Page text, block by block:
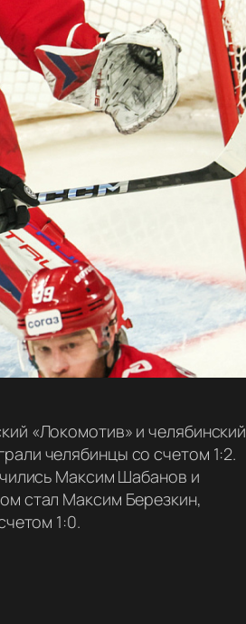
«Локомотив» и челябинский
челябинцы со счетом 1:2.
Максим Шабанов и
стал Максим Березкин,
1:0.